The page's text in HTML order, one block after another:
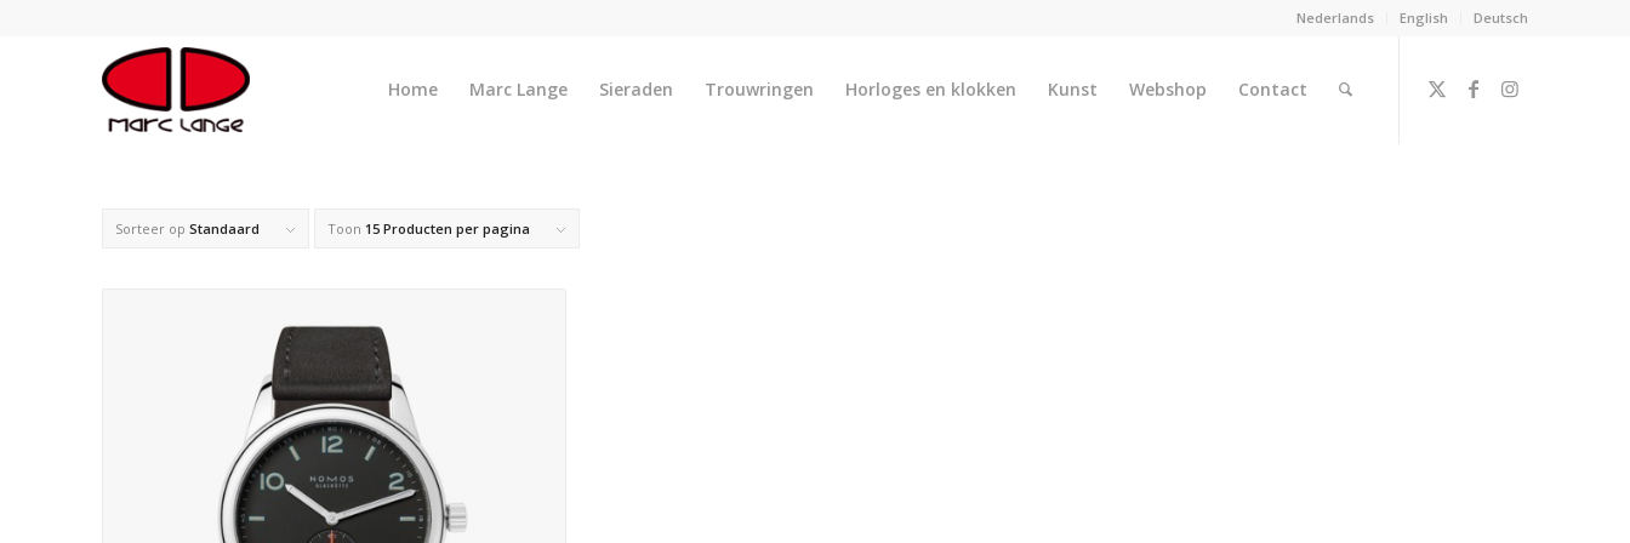
Nederlands English Deutsch
Home Marc Lange Sieraden Trouwringen Horloges en klokken Kunst Webshop Contact
Sorteer op Standaard Toon 15 Producten per pagina